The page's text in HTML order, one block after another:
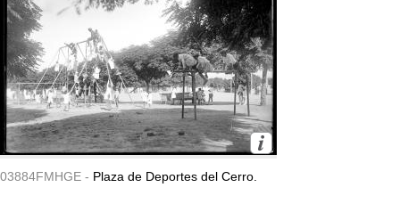
03884FMHGE - Plaza de Deportes del Cerro.